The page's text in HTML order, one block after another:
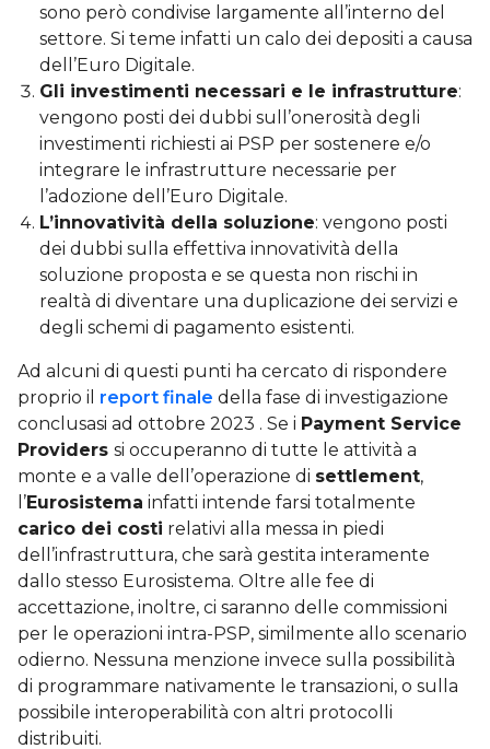
sono però condivise largamente all’interno del
settore. Si teme infatti un calo dei depositi a causa
dell’Euro Digitale.
Gli investimenti necessari e le infrastrutture:
vengono posti dei dubbi sull’onerosità degli
investimenti richiesti ai PSP per sostenere e/o
integrare le infrastrutture necessarie per
l’adozione dell’Euro Digitale.
L’innovatività della soluzione: vengono posti
dei dubbi sulla effettiva innovatività della
soluzione proposta e se questa non rischi in
realtà di diventare una duplicazione dei servizi e
degli schemi di pagamento esistenti.
Ad alcuni di questi punti ha cercato di rispondere
proprio il report finale della fase di investigazione
conclusasi ad ottobre 2023 . Se i Payment Service
Providers si occuperanno di tutte le attività a
monte e a valle dell’operazione di settlement,
l’Eurosistema infatti intende farsi totalmente
carico dei costi relativi alla messa in piedi
dell’infrastruttura, che sarà gestita interamente
dallo stesso Eurosistema. Oltre alle fee di
accettazione, inoltre, ci saranno delle commissioni
per le operazioni intra-PSP, similmente allo scenario
odierno. Nessuna menzione invece sulla possibilità
di programmare nativamente le transazioni, o sulla
possibile interoperabilità con altri protocolli
distribuiti.